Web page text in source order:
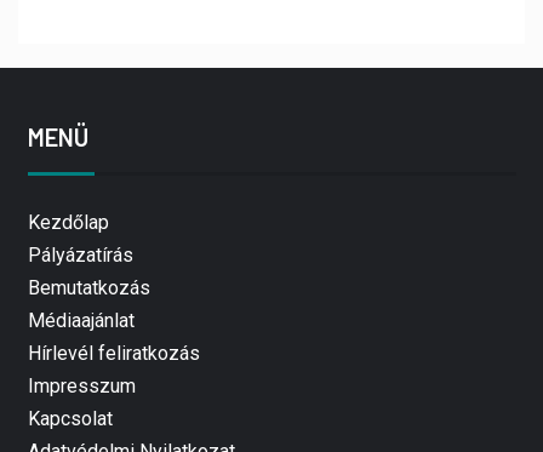
MENÜ
Kezdőlap
Pályázatírás
Bemutatkozás
Médiaajánlat
Hírlevél feliratkozás
Impresszum
Kapcsolat